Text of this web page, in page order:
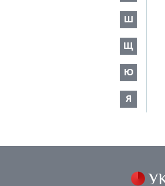
Ш
Щ
Ю
Я